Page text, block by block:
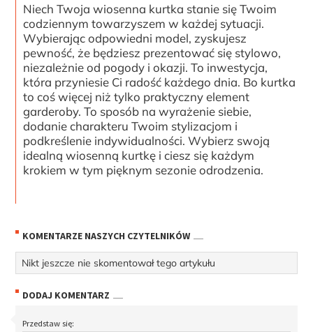
Niech Twoja wiosenna kurtka stanie się Twoim
codziennym towarzyszem w każdej sytuacji.
Wybierając odpowiedni model, zyskujesz
pewność, że będziesz prezentować się stylowo,
niezależnie od pogody i okazji. To inwestycja,
która przyniesie Ci radość każdego dnia. Bo kurtka
to coś więcej niż tylko praktyczny element
garderoby. To sposób na wyrażenie siebie,
dodanie charakteru Twoim stylizacjom i
podkreślenie indywidualności. Wybierz swoją
idealną wiosenną kurtkę i ciesz się każdym
krokiem w tym pięknym sezonie odrodzenia.
KOMENTARZE NASZYCH CZYTELNIKÓW
Nikt jeszcze nie skomentował tego artykułu
DODAJ KOMENTARZ
Przedstaw się: